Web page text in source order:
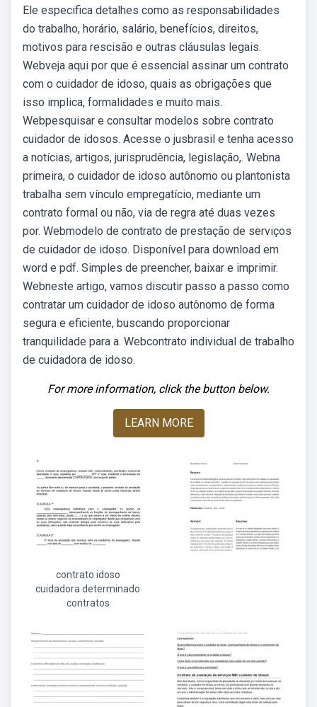
Ele especifica detalhes como as responsabilidades
do trabalho, horário, salário, benefícios, direitos,
motivos para rescisão e outras cláusulas legais.
Webveja aqui por que é essencial assinar um contrato
com o cuidador de idoso, quais as obrigações que
isso implica, formalidades e muito mais.
Webpesquisar e consultar modelos sobre contrato
cuidador de idosos. Acesse o jusbrasil e tenha acesso
a notícias, artigos, jurisprudência, legislação,. Webna
primeira, o cuidador de idoso autônomo ou plantonista
trabalha sem vínculo empregatício, mediante um
contrato formal ou não, via de regra até duas vezes
por. Webmodelo de contrato de prestação de serviços
de cuidador de idoso. Disponível para download em
word e pdf. Simples de preencher, baixar e imprimir.
Webneste artigo, vamos discutir passo a passo como
contratar um cuidador de idoso autônomo de forma
segura e eficiente, buscando proporcionar
tranquilidade para a. Webcontrato individual de trabalho
de cuidadora de idoso.
For more information, click the button below.
LEARN MORE
contrato idoso
cuidadora determinado
contratos